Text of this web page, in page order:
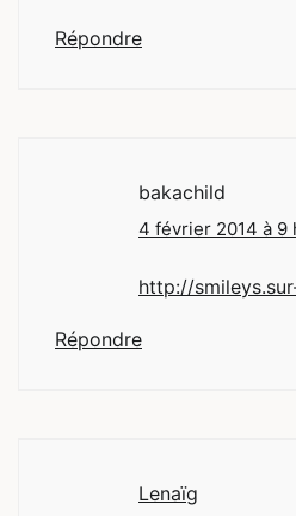
Répondre
bakachild
4 février 2014 à 9
http://
Répondre
Lenaïg